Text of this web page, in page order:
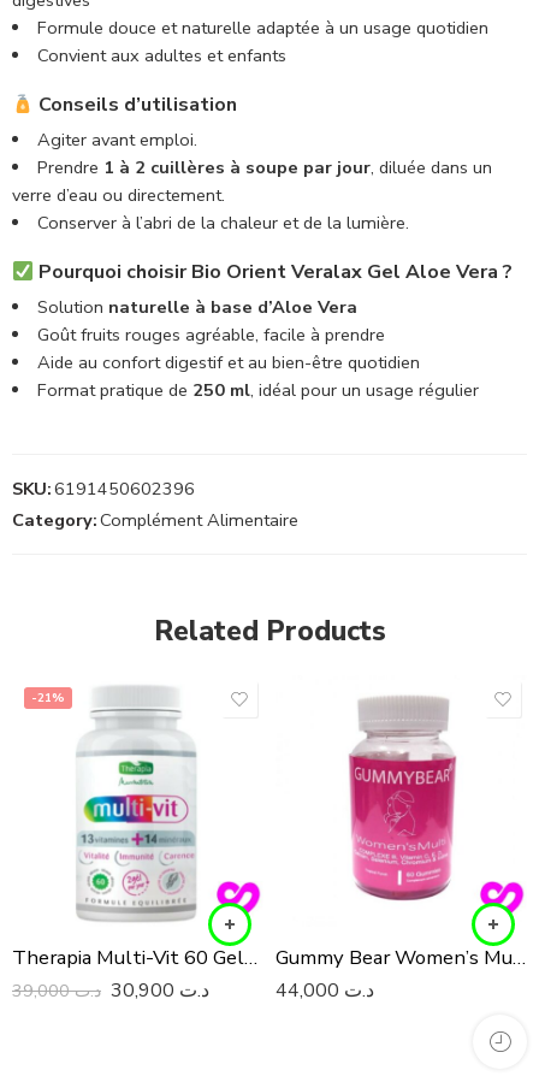
Formule douce et naturelle adaptée à un usage quotidien
Convient aux adultes et enfants
Conseils d’utilisation
Agiter avant emploi.
Prendre 1 à 2 cuillères à soupe par jour, diluée dans un
verre d’eau ou directement.
Conserver à l’abri de la chaleur et de la lumière.
Pourquoi choisir Bio Orient Veralax Gel Aloe Vera ?
Solution naturelle à base d’Aloe Vera
Goût fruits rouges agréable, facile à prendre
Aide au confort digestif et au bien-être quotidien
Format pratique de 250 ml, idéal pour un usage régulier
SKU:6191450602396
Category:Complément Alimentaire
Related Products
-21%
Therapia Multi-Vit 60 Gelules
د.ت39,000 د.ت
Gummy Bear Women’s Multi 60 Gummies
د.ت